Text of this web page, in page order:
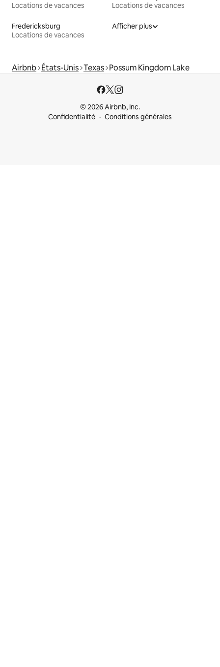
Locations de vacances
Locations de vacances
Fredericksburg
Locations de vacances
Afficher plus
Airbnb États-Unis Texas Possum Kingdom Lake
© 2026 Airbnb, Inc.
Confidentialité
Conditions générales